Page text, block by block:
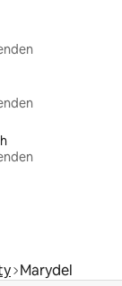
Marydel